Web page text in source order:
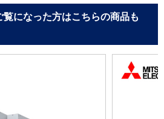
覧になった方はこちらの商品も